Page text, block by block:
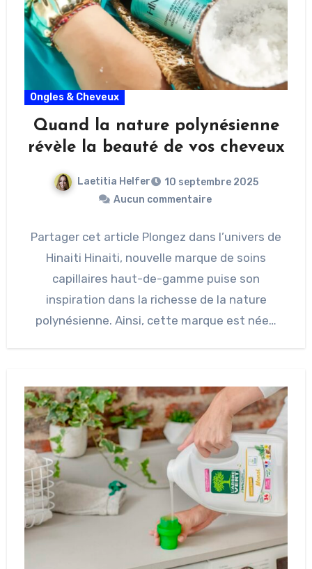
Ongles & Cheveux
Quand la nature polynésienne
révèle la beauté de vos cheveux
Laetitia Helfer
10 septembre 2025
Aucun commentaire
Partager cet article Plongez dans l’univers de
Hinaiti Hinaiti, nouvelle marque de soins
capillaires haut-de-gamme puise son
inspiration dans la richesse de la nature
polynésienne. Ainsi, cette marque est née…